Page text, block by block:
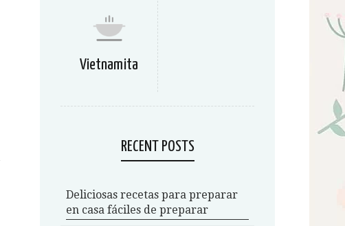
Vietnamita
RECENT POSTS
Deliciosas recetas para preparar
en casa fáciles de preparar